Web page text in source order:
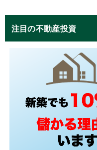
注目の不動産投資